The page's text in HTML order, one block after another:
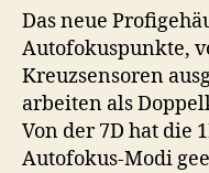
Das neue
Autofokuspunkte,
Kreuzsensoren
arbeiten als
Von der 7D hat die
Autofokus-Modi